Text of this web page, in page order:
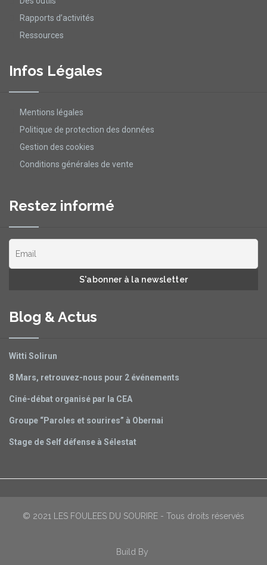
Rapports d’activités
Ressources
Infos Légales
Mentions légales
Politique de protection des données
Gestion des cookies
Conditions générales de vente
Restez informé
Blog & Actus
Witti Solirun
8 Mars, retrouvez-nous pour 2 événements
Ciné-débat organisé par la CEA
Groupe “Paroles et sourires” à Obernai
Stage de Self défense à Sélestat
© 2021 LES FOULEES DU SOURIRE - Tous droits réservés
Build By